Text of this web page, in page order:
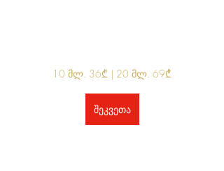
10 მლ. 36₾ | 20 მლ. 69₾
შეკვეთა